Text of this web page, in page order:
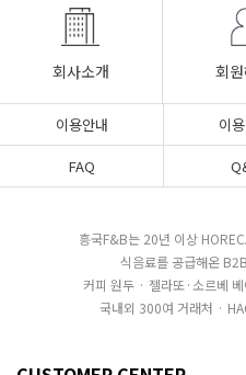
회사소개 회
이용안내 이
FAQ
흥국F&B는 20년 이상
식음료를 공급해온
커피 원두 · 젤라또·소르베
국내외 300여 거래처 ·